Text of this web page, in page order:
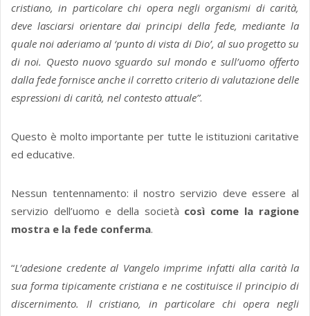
cristiano, in particolare chi opera negli organismi di carità,
deve lasciarsi orientare dai principi della fede, mediante la
quale noi aderiamo al ‘punto di vista di Dio’, al suo progetto su
di noi. Questo nuovo sguardo sul mondo e sull’uomo offerto
dalla fede fornisce anche il corretto criterio di valutazione delle
espressioni di carità, nel contesto attuale”.
Questo è molto importante per tutte le istituzioni caritative
ed educative.
Nessun tentennamento: il nostro servizio deve essere al
servizio dell’uomo e della società così come la ragione
mostra e la fede conferma.
“L’adesione credente al Vangelo imprime infatti alla carità la
sua forma tipicamente cristiana e ne costituisce il principio di
discernimento. Il cristiano, in particolare chi opera negli